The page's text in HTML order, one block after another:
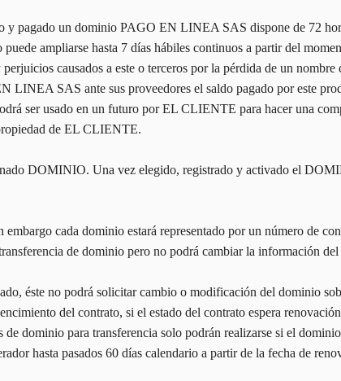
un dominio PAGO EN LINEA SAS dispone de 72
ampliarse hasta 7 días hábiles continuos a partir del
causados a este o terceros por la pérdida de un
SAS ante sus proveedores el saldo pagado por este
ser usado en un futuro por EL CLIENTE para hacer una
de EL CLIENTE.
DOMINIO. Una vez elegido, registrado y activado el
cada dominio estará representado por un número de
de dominio pero no podrá cambiar la información
éste no podrá solicitar cambio o modificación del dominio
del contrato, si el estado del contrato espera
dominio para transferencia solo podrán realizarse si el
hasta pasados 60 días calendario a partir de la fecha de